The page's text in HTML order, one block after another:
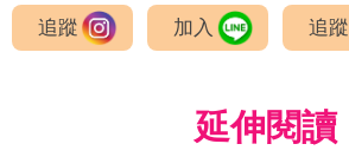
追蹤 加入 追蹤
延伸閱讀